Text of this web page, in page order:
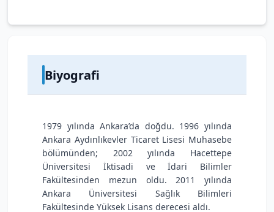
Biyografi
1979 yılında Ankara’da doğdu. 1996 yılında
Ankara Aydınlıkevler Ticaret Lisesi Muhasebe
bölümünden; 2002 yılında Hacettepe
Üniversitesi İktisadi ve İdari Bilimler
Fakültesinden mezun oldu. 2011 yılında
Ankara Üniversitesi Sağlık Bilimleri
Fakültesinde Yüksek Lisans derecesi aldı.